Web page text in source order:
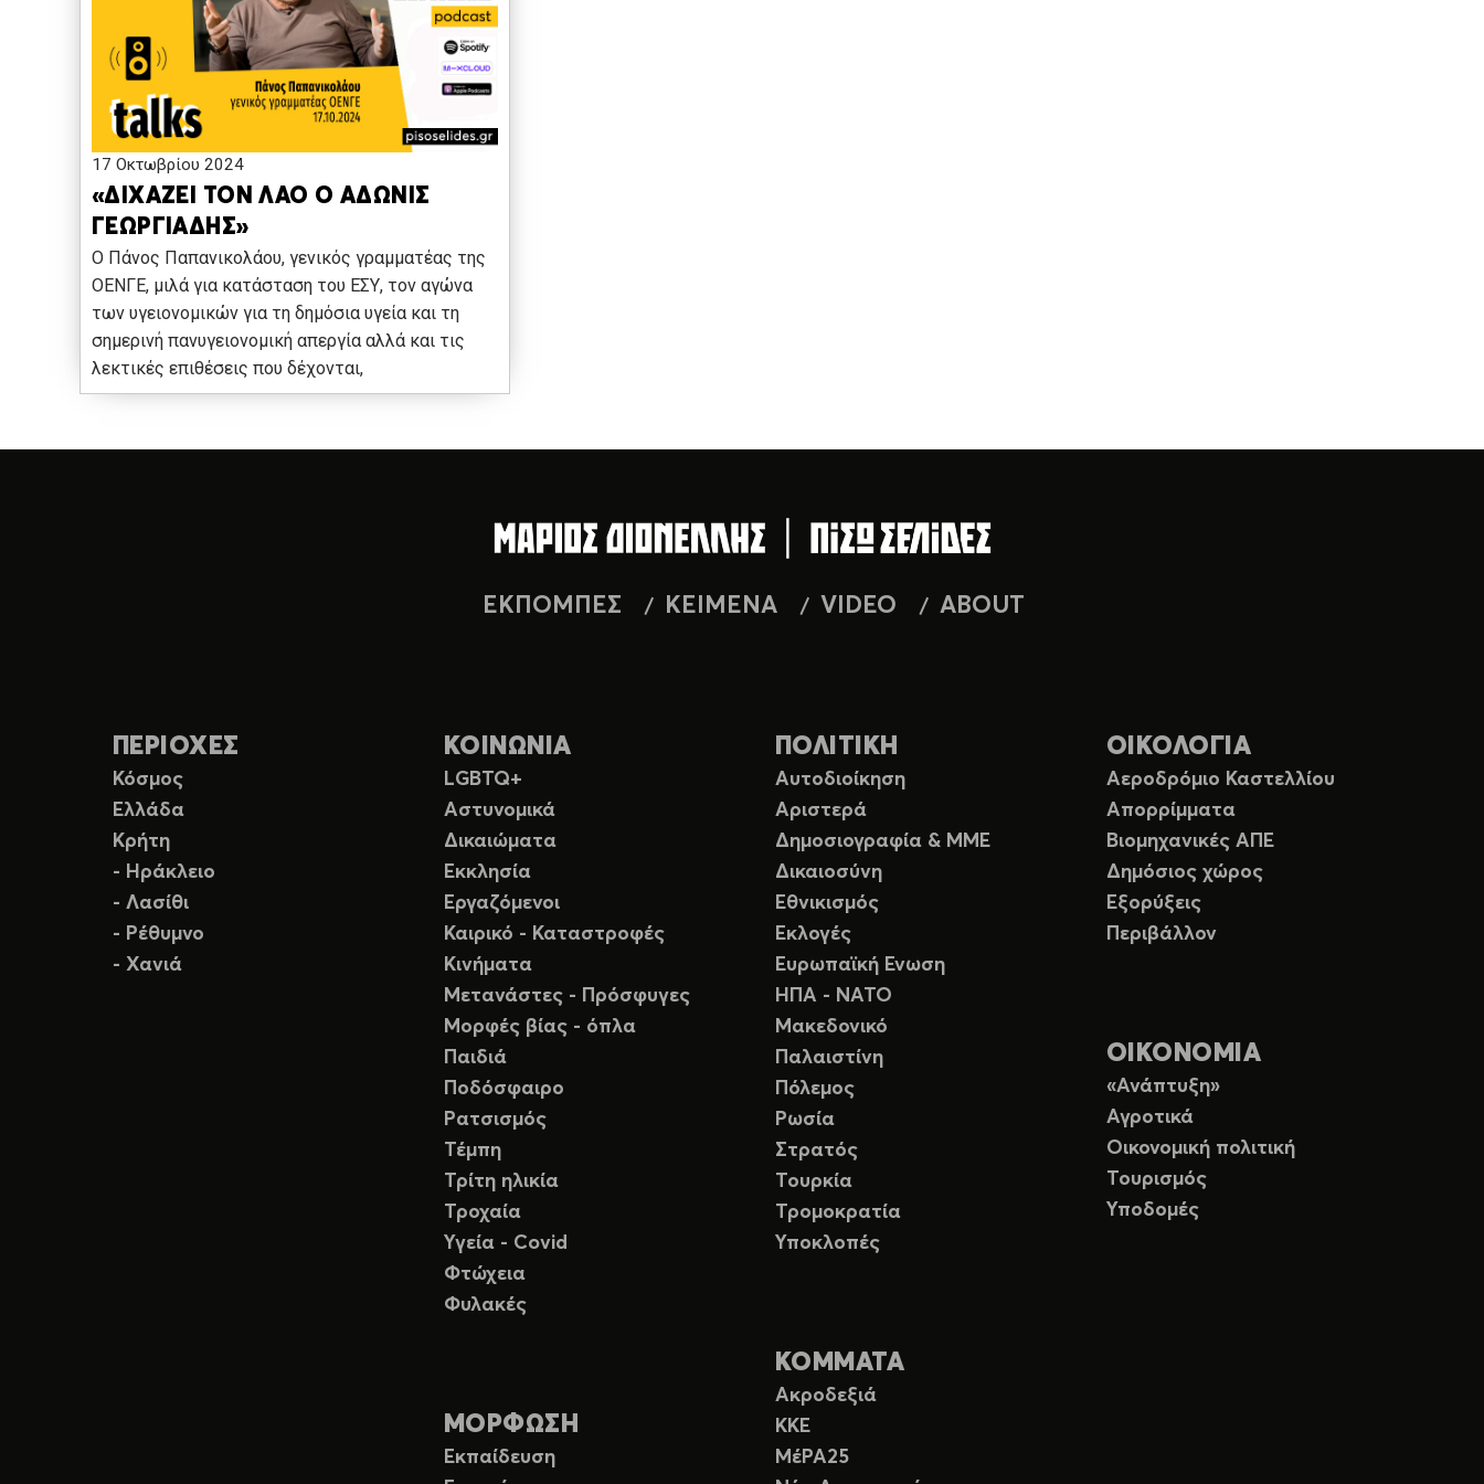
17 Οκτωβρίου 2024
«ΔΙΧΑΖΕΙ ΤΟΝ ΛΑΟ Ο ΑΔΩΝΙΣ
ΓΕΩΡΓΙΑΔΗΣ»
Ο Πάνος Παπανικολάου, γενικός γραμματέας της
ΟΕΝΓΕ, μιλά για κατάσταση του ΕΣΥ, τον αγώνα
των υγειονομικών για τη δημόσια υγεία και τη
σημερινή πανυγειονομική απεργία αλλά και τις
λεκτικές επιθέσεις που δέχονται,
ΕΚΠΟΜΠΕΣ ΚΕΙΜΕΝΑ VIDEO ABOUT
ΠΕΡΙΟΧΕΣ
Κόσμος
Ελλάδα
Κρήτη
- Ηράκλειο
- Λασίθι
- Ρέθυμνο
- Χανιά
ΚΟΙΝΩΝΙΑ
LGBTQ+
Αστυνομικά
Δικαιώματα
Εκκλησία
Εργαζόμενοι
Καιρικό - Καταστροφές
Κινήματα
Μετανάστες - Πρόσφυγες
Μορφές βίας - όπλα
Παιδιά
Ποδόσφαιρο
Ρατσισμός
Τέμπη
Τρίτη ηλικία
Τροχαία
Υγεία - Covid
Φτώχεια
Φυλακές
ΜΟΡΦΩΣΗ
Εκπαίδευση
ΠΟΛΙΤΙΚΗ
Αυτοδιοίκηση
Αριστερά
Δημοσιογραφία & ΜΜΕ
Δικαιοσύνη
Εθνικισμός
Εκλογές
Ευρωπαϊκή Ενωση
ΗΠΑ - ΝΑΤΟ
Μακεδονικό
Παλαιστίνη
Πόλεμος
Ρωσία
Στρατός
Τουρκία
Τρομοκρατία
Υποκλοπές
ΚΟΜΜΑΤΑ
Ακροδεξιά
ΚΚΕ
ΜέΡΑ25
ΟΙΚΟΛΟΓΙΑ
Αεροδρόμιο Καστελλίου
Απορρίμματα
Βιομηχανικές ΑΠΕ
Δημόσιος χώρος
Εξορύξεις
Περιβάλλον
ΟΙΚΟΝΟΜΙΑ
«Ανάπτυξη»
Αγροτικά
Οικονομική πολιτική
Τουρισμός
Υποδομές